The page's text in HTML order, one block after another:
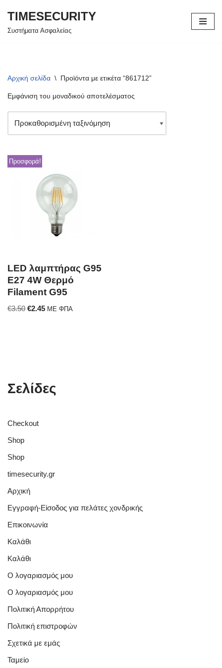
Μεταπηδήστε
TIMESECURITY
Συστήματα Ασφαλείας
Αρχική σελίδα \ Προϊόντα με ετικέτα “861712”
Εμφάνιση του μοναδικού αποτελέσματος
Προσφορά!
LED λαμπτήρας G95
E27 4W Θερμό
Filament G95
€3.50 €2.45 ΜΕ ΦΠΑ
Σελίδες
Checkout
Shop
Shop
timesecurity.gr
Αρχική
Εγγραφή-Είσοδος για πελάτες χονδρικής
Επικοινωνία
Καλάθι
Καλάθι
Ο λογαριασμός μου
Ο λογαριασμός μου
Πολιτική Απορρήτου
Πολιτική επιστροφών
Σχετικά με εμάς
Ταμείο